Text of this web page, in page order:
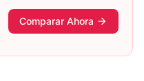
Comparar Ahora arrow_forward